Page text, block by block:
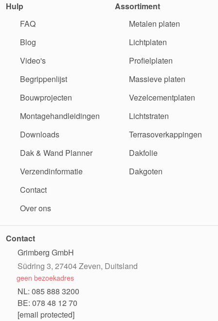
Hulp
FAQ
Blog
Video's
Begrippenlijst
Bouwprojecten
Montagehandleidingen
Downloads
Dak & Wand Planner
Verzendinformatie
Contact
Over ons
Assortiment
Metalen platen
Lichtplaten
Profielplaten
Massieve platen
Vezelcementplaten
Lichtstraten
Terrasoverkappingen
Dakfolie
Dakgoten
Contact
Grimberg GmbH
Südring 3, 27404 Zeven, Duitsland
geen bezoekadres
NL: 085 888 3200
BE: 078 48 12 70
[email protected]